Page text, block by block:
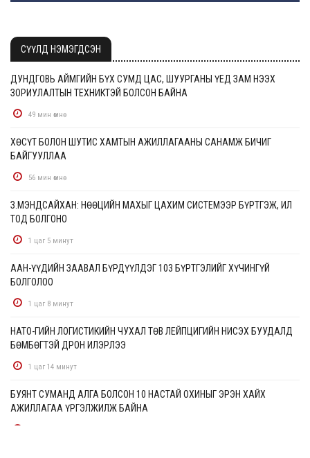
СҮҮЛД НЭМЭГДСЭН
ДУНДГОВЬ АЙМГИЙН БҮХ СУМД ЦАС, ШУУРГАНЫ ҮЕД ЗАМ НЭЭХ
ЗОРИУЛАЛТЫН ТЕХНИКТЭЙ БОЛСОН БАЙНА
49 мин өмнө
ХӨСҮТ БОЛОН ШУТИС ХАМТЫН АЖИЛЛАГААНЫ САНАМЖ БИЧИГ
БАЙГУУЛЛАА
56 мин өмнө
З.МЭНДСАЙХАН: НӨӨЦИЙН МАХЫГ ЦАХИМ СИСТЕМЭЭР БҮРТГЭЖ, ИЛ
ТОД БОЛГОНО
1 цаг 5 минут
ААН-ҮҮДИЙН ЗААВАЛ БҮРДҮҮЛДЭГ 103 БҮРТГЭЛИЙГ ХҮЧИНГҮЙ
БОЛГОЛОО
1 цаг 8 минут
НАТО-ГИЙН ЛОГИСТИКИЙН ЧУХАЛ ТӨВ ЛЕЙПЦИГИЙН НИСЭХ БУУДАЛД
БӨМБӨГТЭЙ ДРОН ИЛЭРЛЭЭ
1 цаг 14 минут
БУЯНТ СУМАНД АЛГА БОЛСОН 10 НАСТАЙ ОХИНЫГ ЭРЭН ХАЙХ
АЖИЛЛАГАА ҮРГЭЛЖИЛЖ БАЙНА